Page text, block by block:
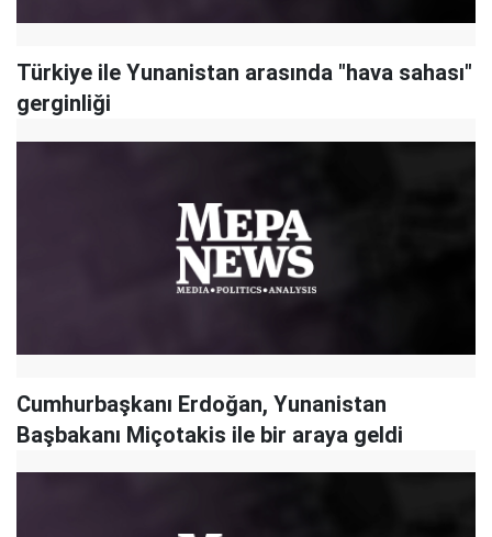
Türkiye ile Yunanistan arasında "hava sahası"
gerginliği
Cumhurbaşkanı Erdoğan, Yunanistan
Başbakanı Miçotakis ile bir araya geldi